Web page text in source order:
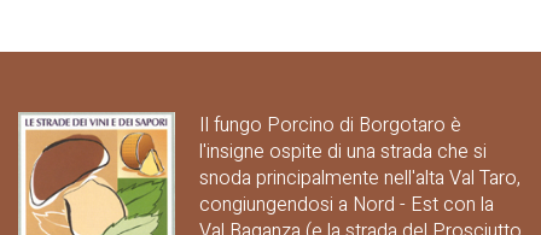
Il fungo Porcino di Borgotaro è
l'insigne ospite di una strada che si
snoda principalmente nell'alta Val Taro,
congiungendosi a Nord - Est con la